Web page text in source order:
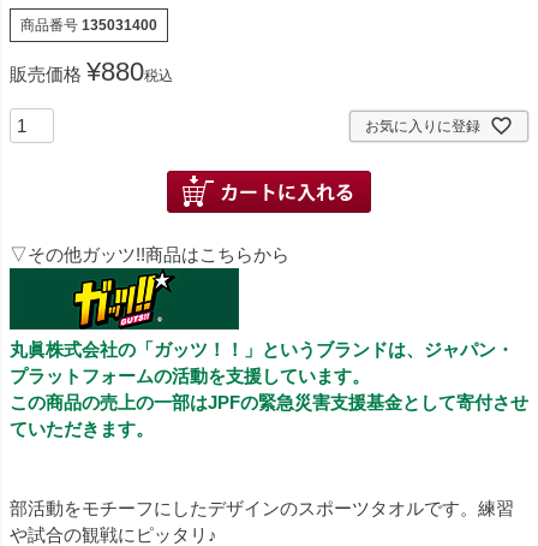
商品番号 135031400
販売価格 ¥880税込
お気に入りに登録
▽その他ガッツ!!商品はこちらから
丸眞株式会社の「ガッツ！！」というブランドは、ジャパン・
プラットフォームの活動を支援しています。
この商品の売上の一部はJPFの緊急災害支援基金として寄付させ
ていただきます。
部活動をモチーフにしたデザインのスポーツタオルです。練習
や試合の観戦にピッタリ♪